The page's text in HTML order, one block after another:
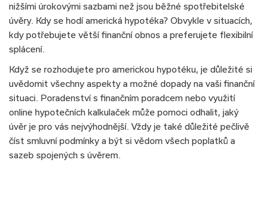
nižšími úrokovými sazbami než jsou běžné spotřebitelské
úvěry. Kdy se hodí americká hypotéka? Obvykle v situacích,
kdy potřebujete větší finanční obnos a preferujete flexibilní
splácení.
Když se rozhodujete pro americkou hypotéku, je důležité si
uvědomit všechny aspekty a možné dopady na vaši finanční
situaci. Poradenství s finančním poradcem nebo využití
online hypotečních kalkulaček může pomoci odhalit, jaký
úvěr je pro vás nejvýhodnější. Vždy je také důležité pečlivě
číst smluvní podmínky a být si vědom všech poplatků a
sazeb spojených s úvěrem.